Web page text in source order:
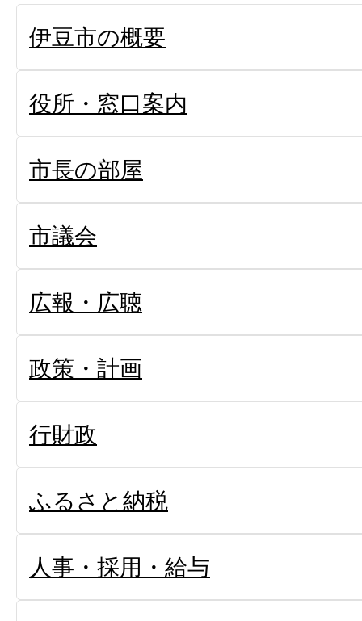
伊豆市の概要
役所・窓口案内
市長の部屋
市議会
広報・広聴
政策・計画
行財政
ふるさと納税
人事・採用・給与